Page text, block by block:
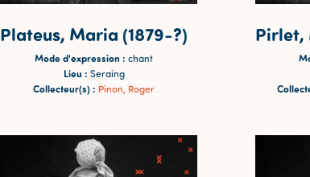
Plateus, Maria (1879-?)
Mode d'expression : chant
Lieu : Seraing
Collecteur(s) : Pinon, Roger
Pirlet,